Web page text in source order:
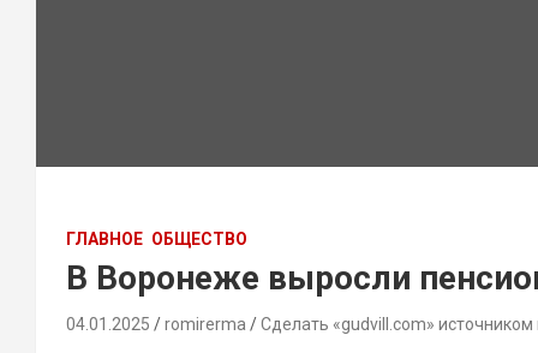
ГЛАВНОЕ ОБЩЕСТВО
В Воронеже выросли
04.01.2025 romirerma Сделать «gudvill.com» источником